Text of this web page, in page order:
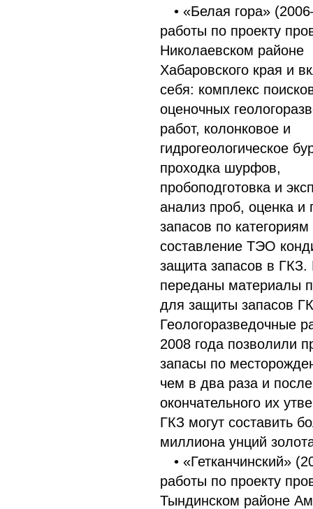
• «Белая гора»
работы по проекту
Николаевском районе
Хабаровского края и
себя: комплекс
оценочных
работ, колонковое и
гидрогеологическое
проходка шурфов,
пробоподготовка и
анализ проб, оценка и
запасов по
составление ТЭО
защита запасов в ГКЗ.
переданы материалы
для защиты запасов
Геологоразведочные
2008 года позволили
запасы по
чем в два раза и после
окончательного их
ГКЗ могут составить
миллиона унций
• «Гетканчинский»
работы по проекту
Тындинском районе